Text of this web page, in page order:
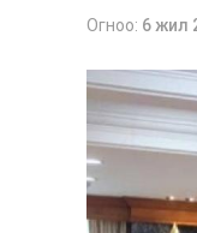
Огноо: 6 жил